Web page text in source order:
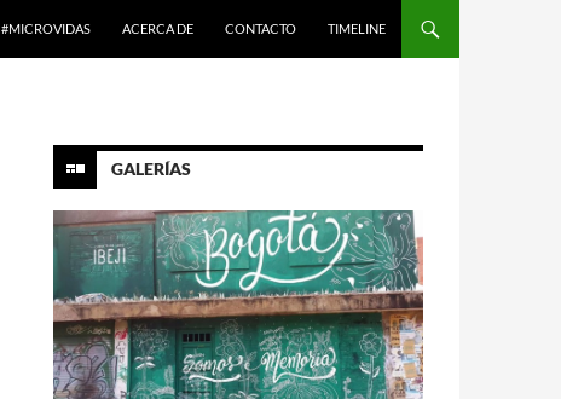
#MICROVIDAS ACERCA DE CONTACTO TIMELINE
GALERÍAS